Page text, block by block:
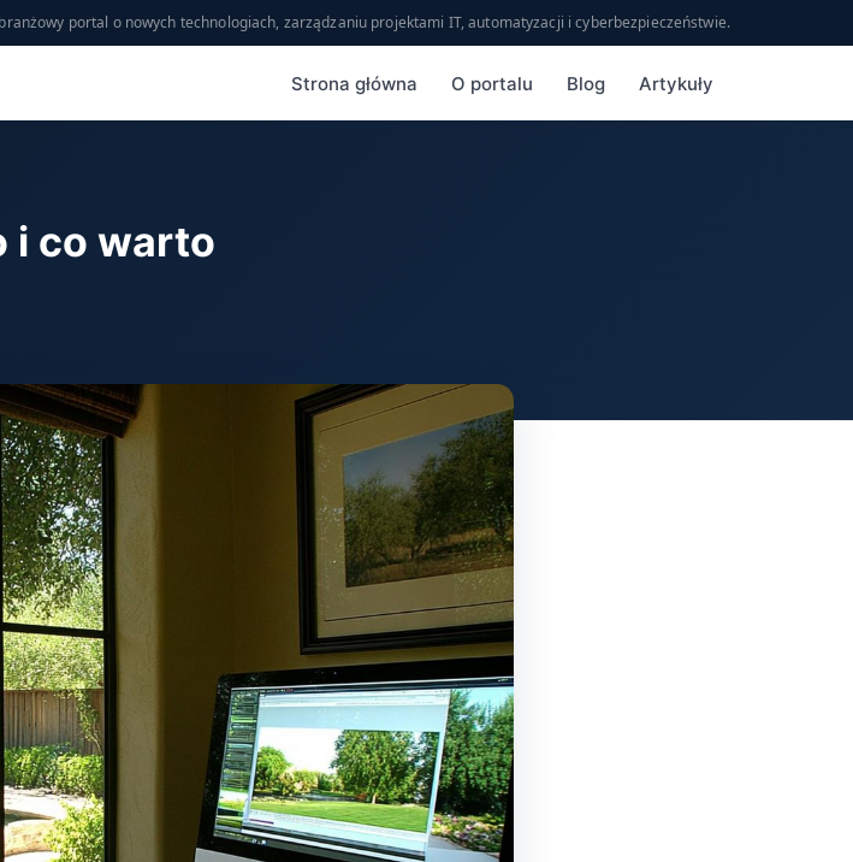
portal o nowych technologiach, zarządzaniu projektami IT, automatyzacji i cyberbezpieczeństwie.
Strona główna O portalu Blog Artykuły
i co warto